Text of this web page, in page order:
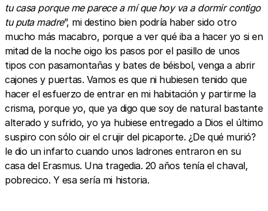
tu casa porque me parece a mí que hoy va a dormir contigo
tu puta madre”, mi destino bien podría haber sido otro
mucho más macabro, porque a ver qué iba a hacer yo si en
mitad de la noche oigo los pasos por el pasillo de unos
tipos con pasamontañas y bates de béisbol, venga a abrir
cajones y puertas. Vamos es que ni hubiesen tenido que
hacer el esfuerzo de entrar en mi habitación y partirme la
crisma, porque yo, que ya digo que soy de natural bastante
alterado y sufrido, yo ya hubiese entregado a Dios el último
suspiro con sólo oir el crujir del picaporte. ¿De qué murió?
le dio un infarto cuando unos ladrones entraron en su
casa del Erasmus. Una tragedia. 20 años tenía el chaval,
pobrecico. Y esa sería mi historia.